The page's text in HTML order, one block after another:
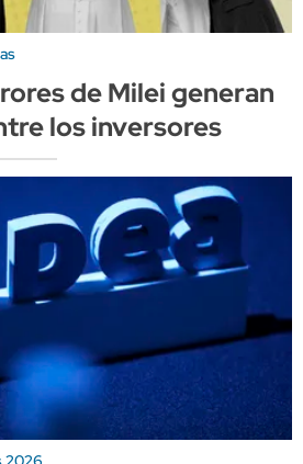
de Milei generan
los inversores